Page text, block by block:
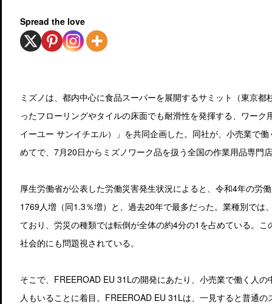
Spread the love
ミズノは、都内中心に食品スーパーを展開するサミット（東京
ったフローリングやタイルの床面でも耐滑性を発揮する、ワー
イーユー サンイチエル）」を共同企画した。同社が、小売業で
めてで、7月20日からミズノワーク品を扱う全国の作業用品専門
厚生労働省が公表した労働災害発生状況によると、令和4年の労
1769人増（同1.3％増）と、過去20年で最多だった。業種別では
ており、労災の種類では転倒が全体の約4分の1を占めている。
社会的にも問題視されている。
そこで、FREEROAD EU 31Lの開発にあたり、小売業で働く人
人もいることに着目。FREEROAD EU 31Lは、一見すると普通